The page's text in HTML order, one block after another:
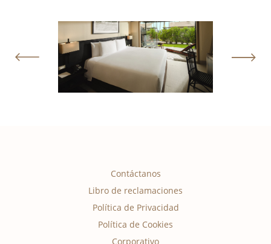
Contáctanos
Libro de reclamaciones
Política de Privacidad
Política de Cookies
Corporativo